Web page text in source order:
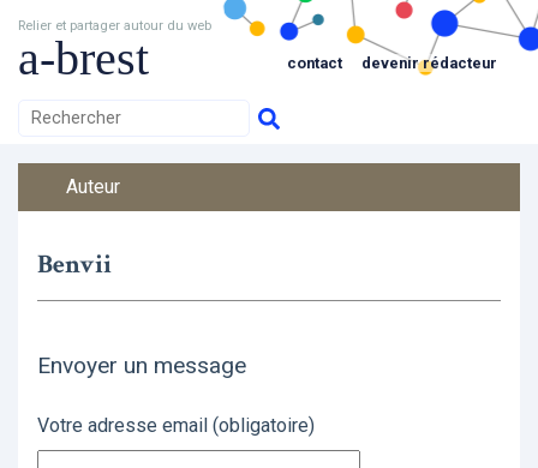
Relier et partager autour du web
a-brest contact devenir rédacteur
Auteur
Benvii
Envoyer un message
Votre adresse email (obligatoire)